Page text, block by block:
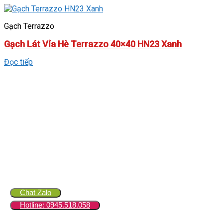
Gạch Terrazzo
Gạch Lát Vỉa Hè Terrazzo 40×40 HN23 Xanh
Đọc tiếp
Chat Zalo
Hotline: 0945.518.058